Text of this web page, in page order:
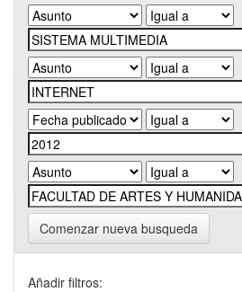
Comenzar nueva busqueda
Añadir filtros: